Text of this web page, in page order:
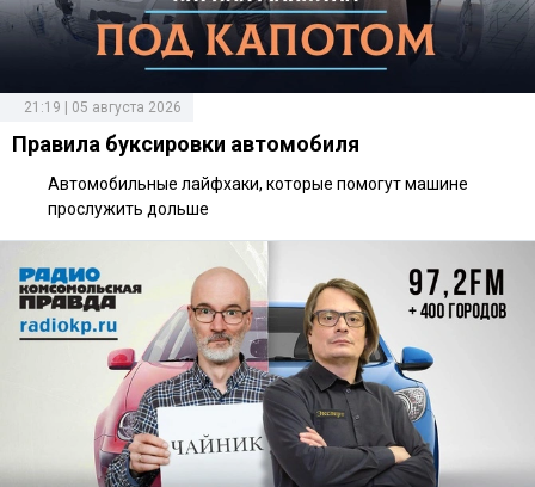
21:19 | 05 августа 2026
Правила буксировки автомобиля
Автомобильные лайфхаки, которые помогут машине
прослужить дольше